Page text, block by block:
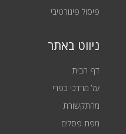
פיסול פיגורטיבי
ניווט באתר
דף הבית
על מרדכי כפרי
מהתקשורת
מפת פסלים